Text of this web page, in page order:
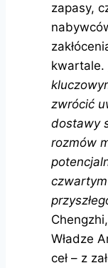
zapasy,
kwartale.
zwrócić
dostawy
rozmów
Władze
ceł – z